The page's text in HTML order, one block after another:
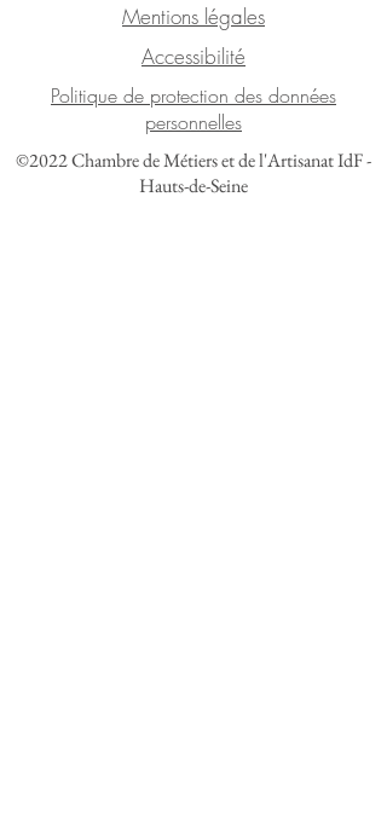
Mentions légales
Accessibilité
Politique de protection des données
personnelles
©2022 Chambre de Métiers et de l'Artisanat IdF -
Hauts-de-Seine